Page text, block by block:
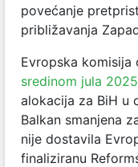
povećanje
približavanja
Evropska komisija
sredinom jula
alokacija za BiH u
Balkan smanjena
nije dostavila
finaliziranu